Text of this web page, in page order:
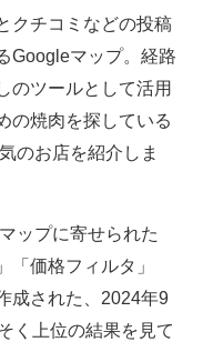
クチコミなどの投稿
Googleマップ。経路
のツールとして活用
の焼肉を探している
のお店を紹介しま
ップに寄せられた
「価格フィルタ」
成された、2024年9
く上位の結果を見て